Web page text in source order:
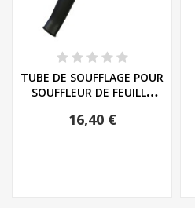
TUBE DE SOUFFLAGE POUR
SOUFFLEUR DE FEUILLE
16,40 €